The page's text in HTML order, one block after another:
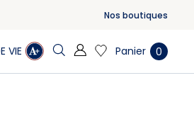
Nos boutiques
VIE Panier 0